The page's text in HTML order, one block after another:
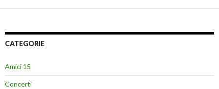
CATEGORIE
Amici 15
Concerti